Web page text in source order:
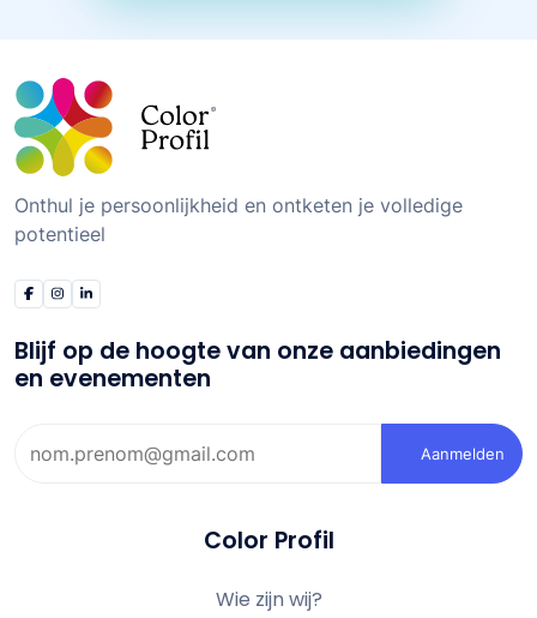
Onthul je persoonlijkheid en ontketen je volledige
potentieel
Blijf op de hoogte van onze aanbiedingen
en evenementen
Aanmelden
Color Profil
Wie zijn wij?